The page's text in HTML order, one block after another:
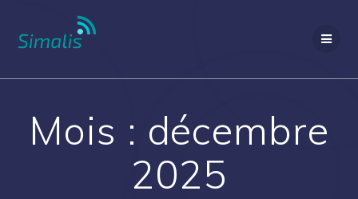
Mois : décembre
2025